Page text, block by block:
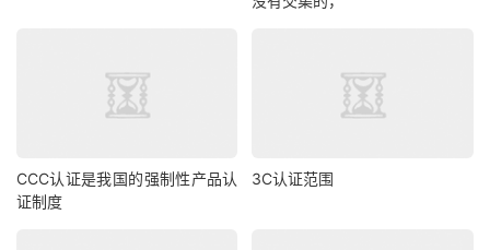
CCC认证是我国的强制性产品认
证制度
3C认证范围